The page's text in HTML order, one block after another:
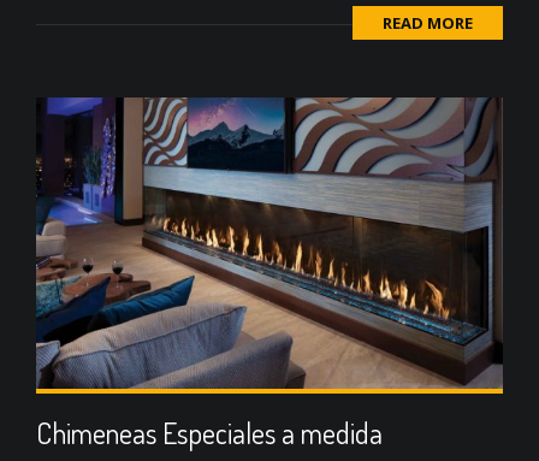
READ MORE
Chimeneas Especiales a medida